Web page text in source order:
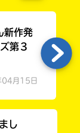
新作発
第３
月15日
し